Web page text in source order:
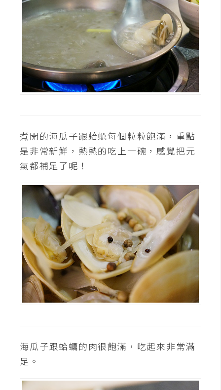
W
C
o
m
e
金
流
物
流
架
設
主
機
與
網
S
E
O
工
煮開的海瓜子跟蛤蠣每個粒粒飽滿，重點
是非常新鮮，熱熱的吃上一碗，感覺把元
氣都補足了呢！
海瓜子跟蛤蠣的肉很飽滿，吃起來非常滿
足。